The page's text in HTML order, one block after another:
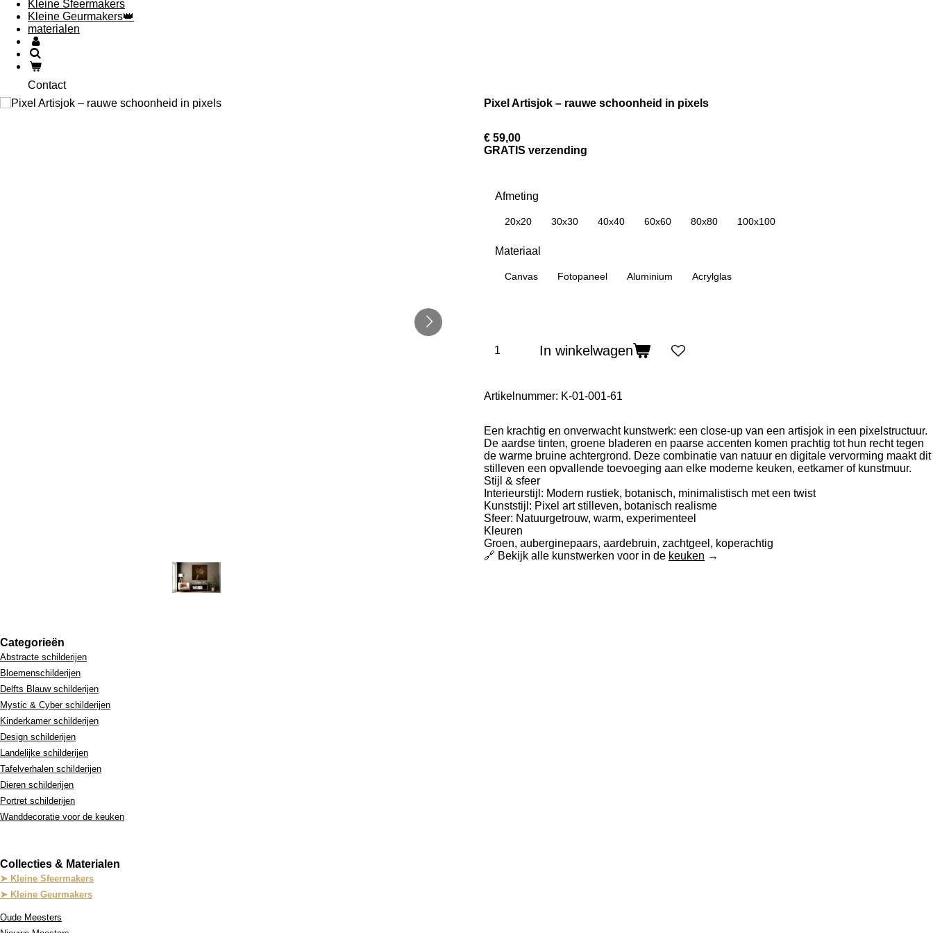
Kleine Sfeermakers
Kleine Geurmakers👑
materialen
Contact
Pixel Artisjok – rauwe schoonheid in pixels
€ 59,00
GRATIS verzending
Afmeting
20x20 30x30 40x40 60x60 80x80 100x100
Materiaal
Canvas Fotopaneel Aluminium Acrylglas
In winkelwagen
Artikelnummer: K-01-001-61
Een krachtig en onverwacht kunstwerk: een close-up van een artisjok in een pixelstructuur.
De aardse tinten, groene bladeren en paarse accenten komen prachtig tot hun recht tegen
de warme bruine achtergrond. Deze combinatie van natuur en digitale vervorming maakt dit
stilleven een opvallende toevoeging aan elke moderne keuken, eetkamer of kunstmuur.
Stijl & sfeer
Interieurstijl: Modern rustiek, botanisch, minimalistisch met een twist
Kunststijl: Pixel art stilleven, botanisch realisme
Sfeer: Natuurgetrouw, warm, experimenteel
Kleuren
Groen, auberginepaars, aardebruin, zachtgeel, koperachtig
🔗 Bekijk alle kunstwerken voor in de keuken →
Categorieën
Abstracte schilderijen
Bloemenschilderijen
Delfts Blauw schilderijen
Mystic & Cyber schilderijen
Kinderkamer schilderijen
Design schilderijen
Landelijke schilderijen
Tafelverhalen schilderijen
Dieren schilderijen
Portret schilderijen
Wanddecoratie voor de keuken
Collecties & Materialen
➤ Kleine Sfeermakers
➤ Kleine Geurmakers
Oude Meesters